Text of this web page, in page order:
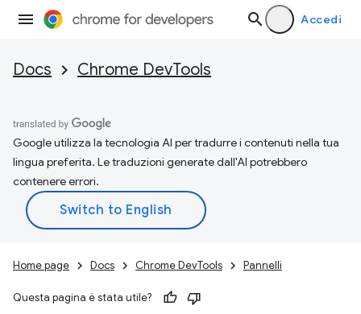
Accedi
Docs Chrome DevTools
Google utilizza la tecnologia AI per tradurre i contenuti nella tua
lingua preferita. Le traduzioni generate dall'AI potrebbero
contenere errori.
Home page Docs Chrome DevTools Pannelli
Questa pagina è stata utile?